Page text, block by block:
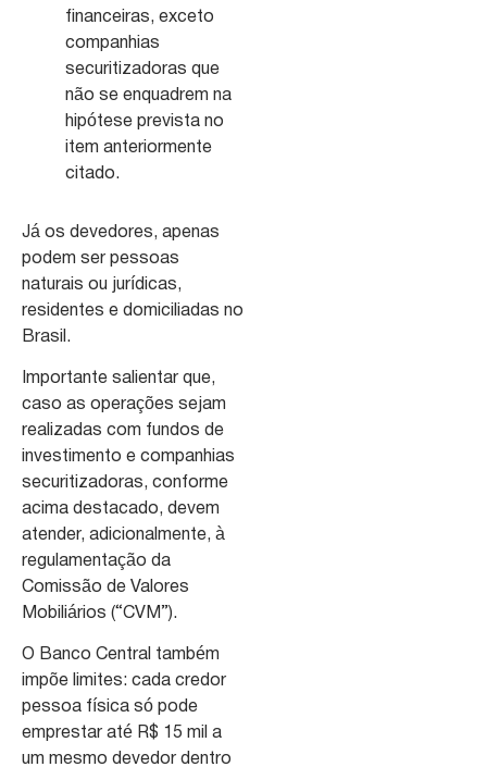
financeiras, exceto
companhias
securitizadoras que
não se enquadrem na
hipótese prevista no
item anteriormente
citado.
Já os devedores, apenas
podem ser pessoas
naturais ou jurídicas,
residentes e domiciliadas no
Brasil.
Importante salientar que,
caso as operações sejam
realizadas com fundos de
investimento e companhias
securitizadoras, conforme
acima destacado, devem
atender, adicionalmente, à
regulamentação da
Comissão de Valores
Mobiliários (“CVM”).
O Banco Central também
impõe limites: cada credor
pessoa física só pode
emprestar até R$ 15 mil a
um mesmo devedor dentro